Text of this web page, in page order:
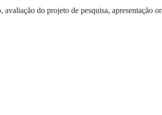
do projeto de pesquisa, apresentação